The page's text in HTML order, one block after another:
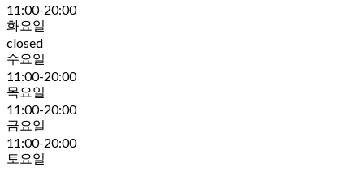
11:00-20:00
화요일
closed
수요일
11:00-20:00
목요일
11:00-20:00
금요일
11:00-20:00
토요일